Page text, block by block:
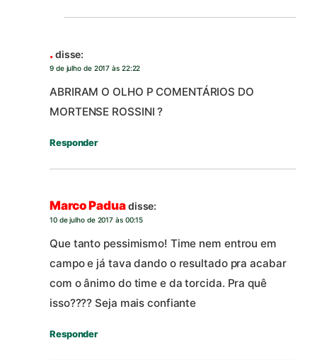
.disse:
9 de julho de 2017 às 22:22
ABRIRAM O OLHO P COMENTÁRIOS DO
MORTENSE ROSSINI ?
Responder
Marco Paduadisse:
10 de julho de 2017 às 00:15
Que tanto pessimismo! Time nem entrou em
campo e já tava dando o resultado pra acabar
com o ânimo do time e da torcida. Pra quê
isso???? Seja mais confiante
Responder